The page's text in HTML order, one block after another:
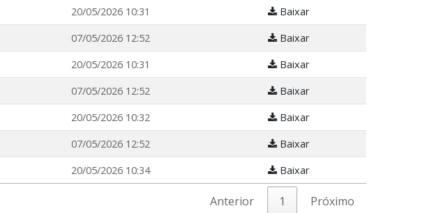
20/05/2026 10:31
Baixar
07/05/2026 12:52
Baixar
20/05/2026 10:31
Baixar
07/05/2026 12:52
Baixar
20/05/2026 10:32
Baixar
07/05/2026 12:52
Baixar
20/05/2026 10:34 Baixar
Anterior 1 Próximo